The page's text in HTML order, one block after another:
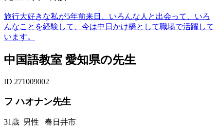
旅行大好きな私が5年前来日、いろんな人と出会って、いろ
んなことを経験して、今は中日かけ橋として職場で活躍して
います。
中国語教室 愛知県の先生
ID 271009002
フ ハオナン先生
31歳 男性 春日井市